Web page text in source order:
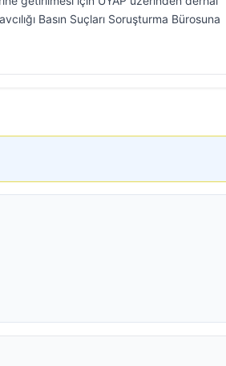
Basın Suçları Soruşturma Bürosuna